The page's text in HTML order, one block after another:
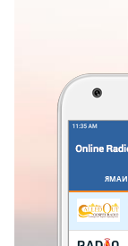
Remaining